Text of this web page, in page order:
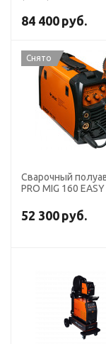
84 400 руб.
Снято
Сварочный
PRO MIG 160 EASY
52 300 руб.